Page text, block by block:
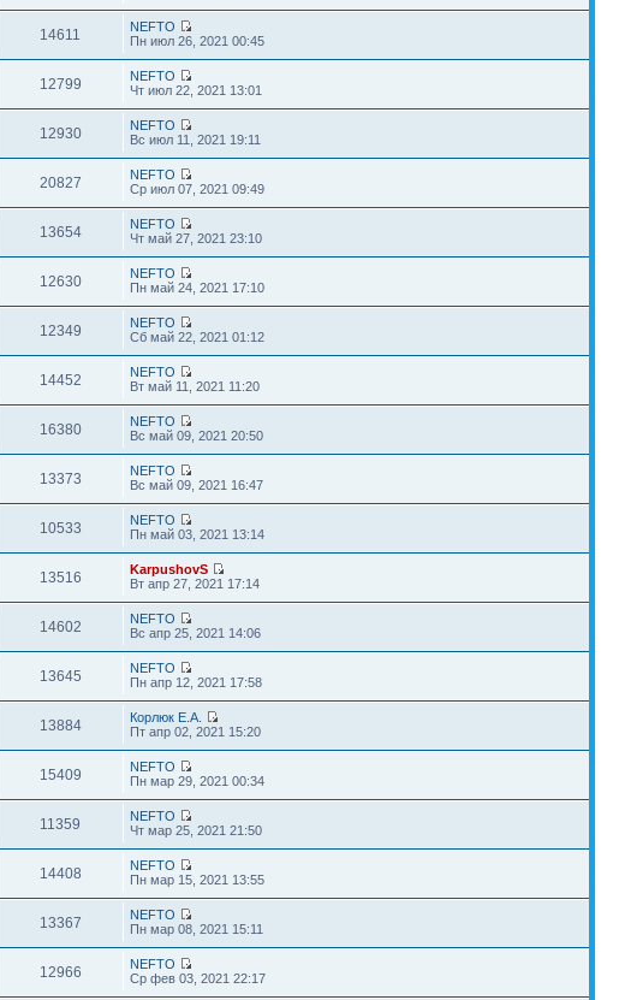
14611
NEFTO
Пн июл 26, 2021 00:45
12799
NEFTO
Чт июл 22, 2021 13:01
12930
NEFTO
Вс июл 11, 2021 19:11
20827
NEFTO
Ср июл 07, 2021 09:49
13654
NEFTO
Чт май 27, 2021 23:10
12630
NEFTO
Пн май 24, 2021 17:10
12349
NEFTO
Сб май 22, 2021 01:12
14452
NEFTO
Вт май 11, 2021 11:20
16380
NEFTO
Вс май 09, 2021 20:50
13373
NEFTO
Вс май 09, 2021 16:47
10533
NEFTO
Пн май 03, 2021 13:14
13516
KarpushovS
Вт апр 27, 2021 17:14
14602
NEFTO
Вс апр 25, 2021 14:06
13645
NEFTO
Пн апр 12, 2021 17:58
13884
Корлюк Е.А.
Пт апр 02, 2021 15:20
15409
NEFTO
Пн мар 29, 2021 00:34
11359
NEFTO
Чт мар 25, 2021 21:50
14408
NEFTO
Пн мар 15, 2021 13:55
13367
NEFTO
Пн мар 08, 2021 15:11
12966
NEFTO
Ср фев 03, 2021 22:17